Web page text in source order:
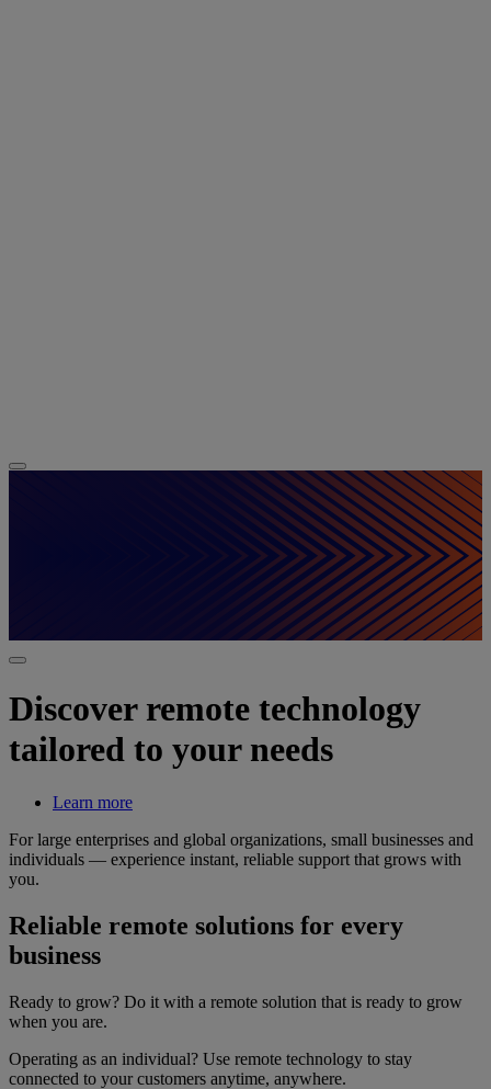
Discover remote technology
tailored to your needs
Learn more
For large enterprises and global organizations, small businesses and
individuals — experience instant, reliable support that grows with
you.
Reliable remote solutions for every
business
Ready to grow? Do it with a remote solution that is ready to grow
when you are.
Operating as an individual? Use remote technology to stay
connected to your customers anytime, anywhere.